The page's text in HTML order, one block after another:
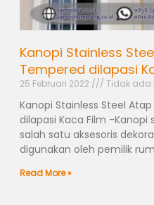
Kanopi Stainless
Tempered dilapasi
25 Februari 2022 Tidak ada
Kanopi Stainless Steel
dilapasi Kaca Film -Kanopi
salah satu aksesoris
digunakan oleh pemilik
Read More »